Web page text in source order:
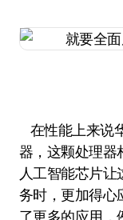
在性能上来说
器，这颗处理器
人工智能芯片
务时，更加得心